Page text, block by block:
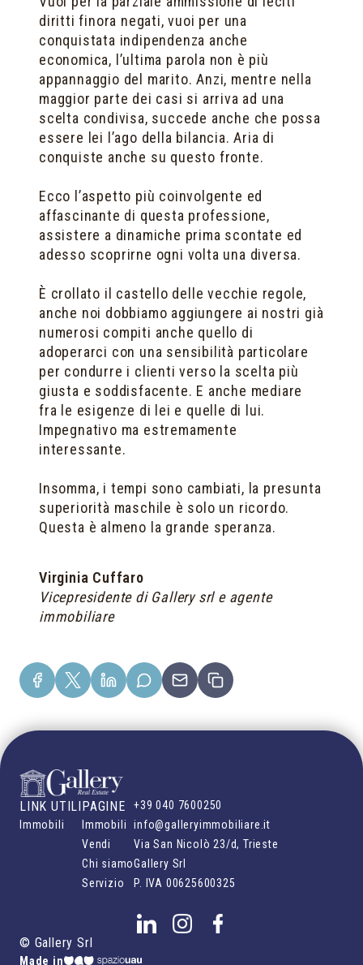
diritti finora negati, vuoi per una
conquistata indipendenza anche
economica, l’ultima parola non è più
appannaggio del marito. Anzi, mentre nella
maggior parte dei casi si arriva ad una
scelta condivisa, succede anche che possa
essere lei l’ago della bilancia. Aria di
conquiste anche su questo fronte.
Ecco l’aspetto più coinvolgente ed
affascinante di questa professione,
assistere a dinamiche prima scontate ed
adesso scoprirne ogni volta una diversa.
È crollato il castello delle vecchie regole,
anche noi dobbiamo aggiungere ai nostri già
numerosi compiti anche quello di
adoperarci con una sensibilità particolare
per condurre i clienti verso la scelta più
giusta e soddisfacente. E anche mediare
fra le esigenze di lei e quelle di lui.
Impegnativo ma estremamente
interessante.
Insomma, i tempi sono cambiati, la presunta
superiorità maschile è solo un ricordo.
Questa è almeno la grande speranza.
Virginia Cuffaro
Vicepresidente di Gallery srl e agente
immobiliare
LINK UTILI
Immobili
PAGINE
Immobili
Vendi
Chi siamo
Servizio
+39 040 7600250
info@galleryimmobiliare.it
Via San Nicolò 23/d, Trieste
Gallery Srl
P. IVA 00625600325
© Gallery Srl
Made in